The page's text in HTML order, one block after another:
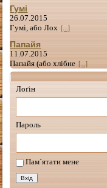
Гумі
26.07.2015
Гумі, або Лох [...]
Папайя
11.07.2015
Папайя (або хлібне [...]
Лоґін
Пароль
Пам`ятати мене